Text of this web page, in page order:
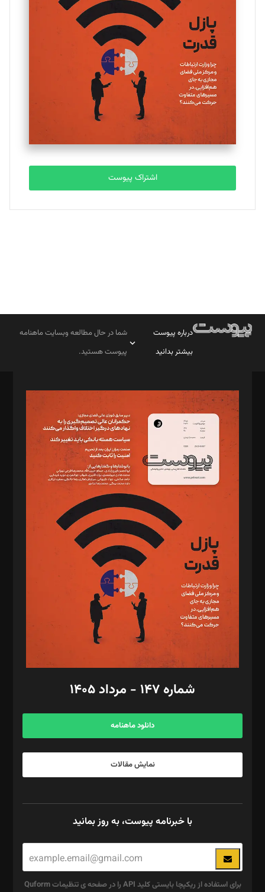
یسنا امان‌پور
تحریریه
ملینا جعفری
تحریریه
مصطفی مسجدی آرانی
تحریریه
بابک نقاش
تحریریه
اشتراک پیوست
درباره پیوست
بیشتر بدانید
شما در حال مطالعه وبسایت ماهنامه
پیوست هستید.
مدیر مسئول: محمدباقر اثنی‌عشری
سردبیر: مهرک محمودی
دبیر تحریریه: میثم قاسمی
د‌بیر ناداستان: سمانه سمیع
د‌بیر خدمت و تجارت: ابوالفضل رجبی
د‌بیر حقوق فناوری: حسام‌الدین ایپکچی
د‌بیر پیوست جهان: مینا پاکدل
د‌بیر تحریریه آنلاین: بابک نقاش
تحریریه‌: مجتبی محمود‌ی، آرش برهمند، یسنا امان‌پور، سروش کرمیان،
مصطفی مسجدی آرانی، ابوالفضل رجبی، زهرا فکرانه، فائزه فتحی
رستمی،مصطفی باستان
ویرایش: نگار استاد‌‌آقا
طراح یونیفرم: مجید توکلی
فیلمبرداری و عکاسی: امیر شفیعی، مانی لطفی زاده
گرافیک و صفحه‌آرایی: سید‌سبحان‌علی ثابت
مد‌یر توسعه تجاری: کامبیز برید‌
امور مالی: شاپور رهبری، محمد‌ کاظمی‌نیا
آگهی و مشترکین: ۰۹۱۹۹۹۹۰۴۵۴
شماره ۱۴۷ - مرداد ۱۴۰۵
دانلود ماهنامه
نمایش مقالات
با خبرنامه پیوست، به روز بمانید
برای استفاده از ریکپچا بایستی کلید API را در صفحه ی تنظیمات Quform